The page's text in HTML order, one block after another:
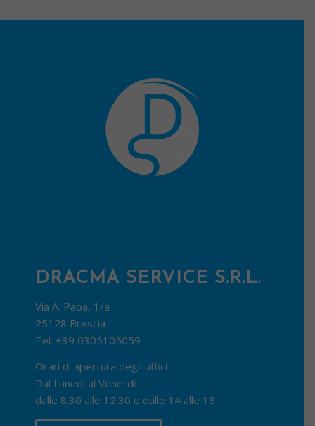
DRACMA SERVICE S.R.L.
Via A. Papa, 1/a
25128 Brescia
Tel. +39 0305105059
Orari di apertura degli uffici:
Dal Lunedì al Venerdì
dalle 8.30 alle 12.30 e dalle 14 alle 18